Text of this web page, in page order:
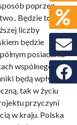
poprzez
Będzie to
liczby
będzie
posiadaniu
wspólnego
będą wpływać
tak w życiu
przyczyni
w kraju. Polska